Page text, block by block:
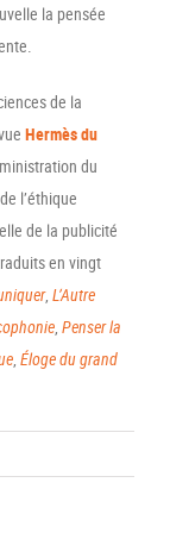
la pensée
de la
Hermès du
du
l’éthique
de la publicité
en vingt
, L’Autre
, Penser la
, Éloge du grand